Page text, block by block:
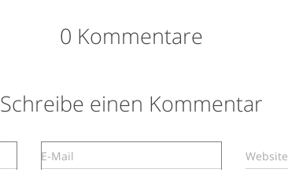
0 Kommentare
Schreibe einen Kommentar
E-Mail Website